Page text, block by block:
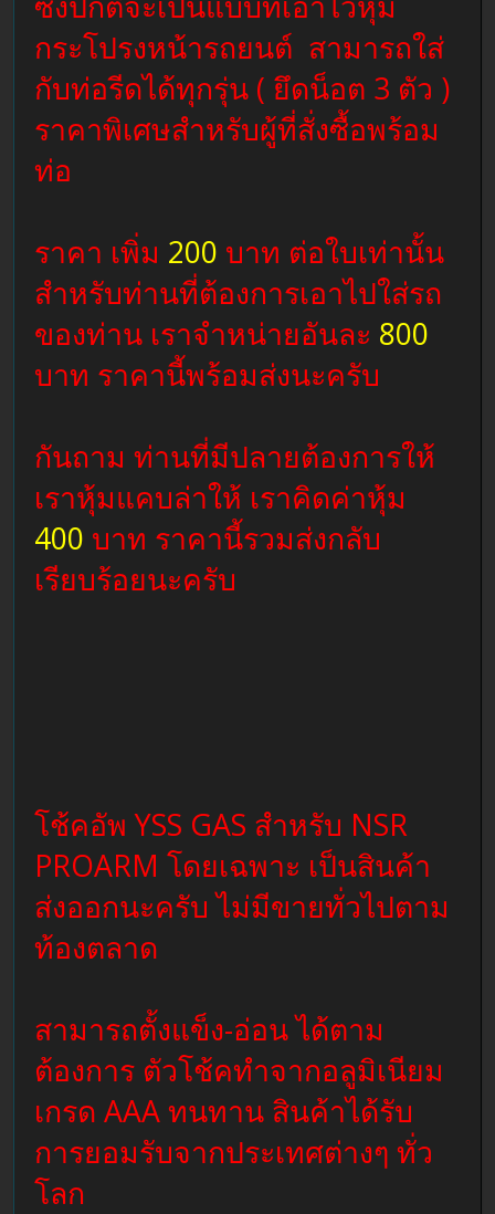
กระโปรงหน้ารถยนต์ สามารถใส่
กับท่อรีดได้ทุกรุ่น ( ยึดน็อต 3 ตัว )
ราคาพิเศษสำหรับผู้ที่สั่งซื้อพร้อม
ท่อ
ราคา เพิ่ม 200 บาท ต่อใบเท่านั้น
สำหรับท่านที่ต้องการเอาไปใส่รถ
ของท่าน เราจำหน่ายอันละ 800
บาท ราคานี้พร้อมส่งนะครับ
กันถาม ท่านที่มีปลายต้องการให้
เราหุ้มแคบล่าให้ เราคิดค่าหุ้ม
400 บาท ราคานี้รวมส่งกลับ
เรียบร้อยนะครับ
โช้คอัพ YSS GAS สำหรับ NSR
PROARM โดยเฉพาะ เป็นสินค้า
ส่งออกนะครับ ไม่มีขายทั่วไปตาม
ท้องตลาด
สามารถตั้งแข็ง-อ่อน ได้ตาม
ต้องการ ตัวโช้คทำจากอลูมิเนียม
เกรด AAA ทนทาน สินค้าได้รับ
การยอมรับจากประเทศต่างๆ ทั่ว
โลก